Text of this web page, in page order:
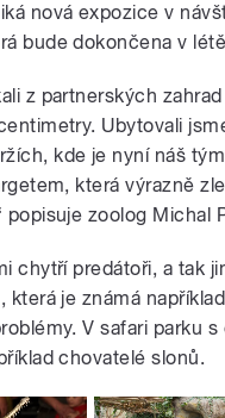
nová expozice v
bude dokončena v
z partnerských
Ubytovali
kde je nyní náš
která výrazně
popisuje zoolog Michal
chytří predátoři, a tak
která je známá
V safari parku s
chovatelé slonů.